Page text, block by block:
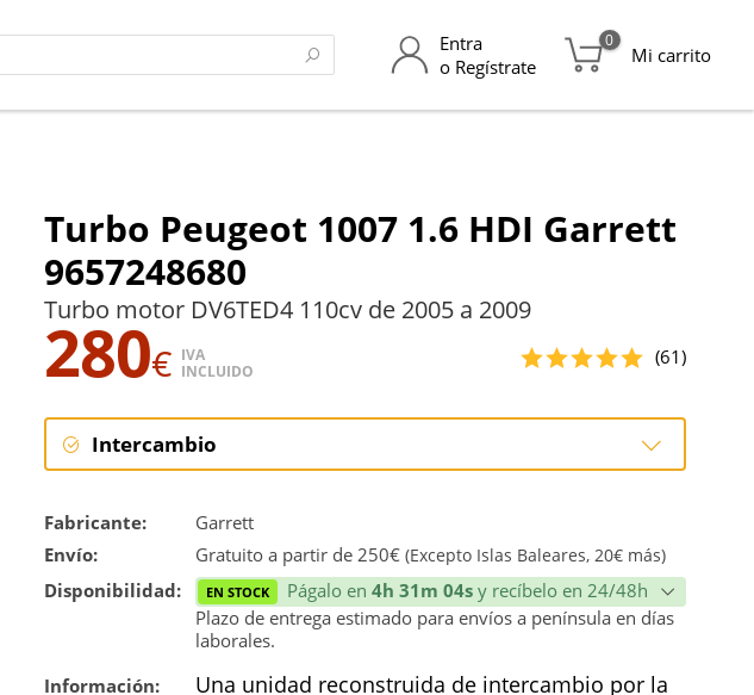
Entra
o Regístrate
0
Mi carrito
Turbo Peugeot 1007 1.6 HDI Garrett
9657248680
Turbo motor DV6TED4 110cv de 2005 a 2009
280€ IVA
INCLUIDO
(61)
Intercambio
Reconstrucción
Fabricante:
Garrett
Envío:
Gratuito a partir de 250€ (Excepto Islas Baleares, 20€ más)
Disponibilidad: EN STOCK Págalo en 4h 31m 04s y recíbelo en 24/48h
Plazo de entrega estimado para envíos a península en días
laborales.
Información:
Una unidad reconstruida de intercambio por la